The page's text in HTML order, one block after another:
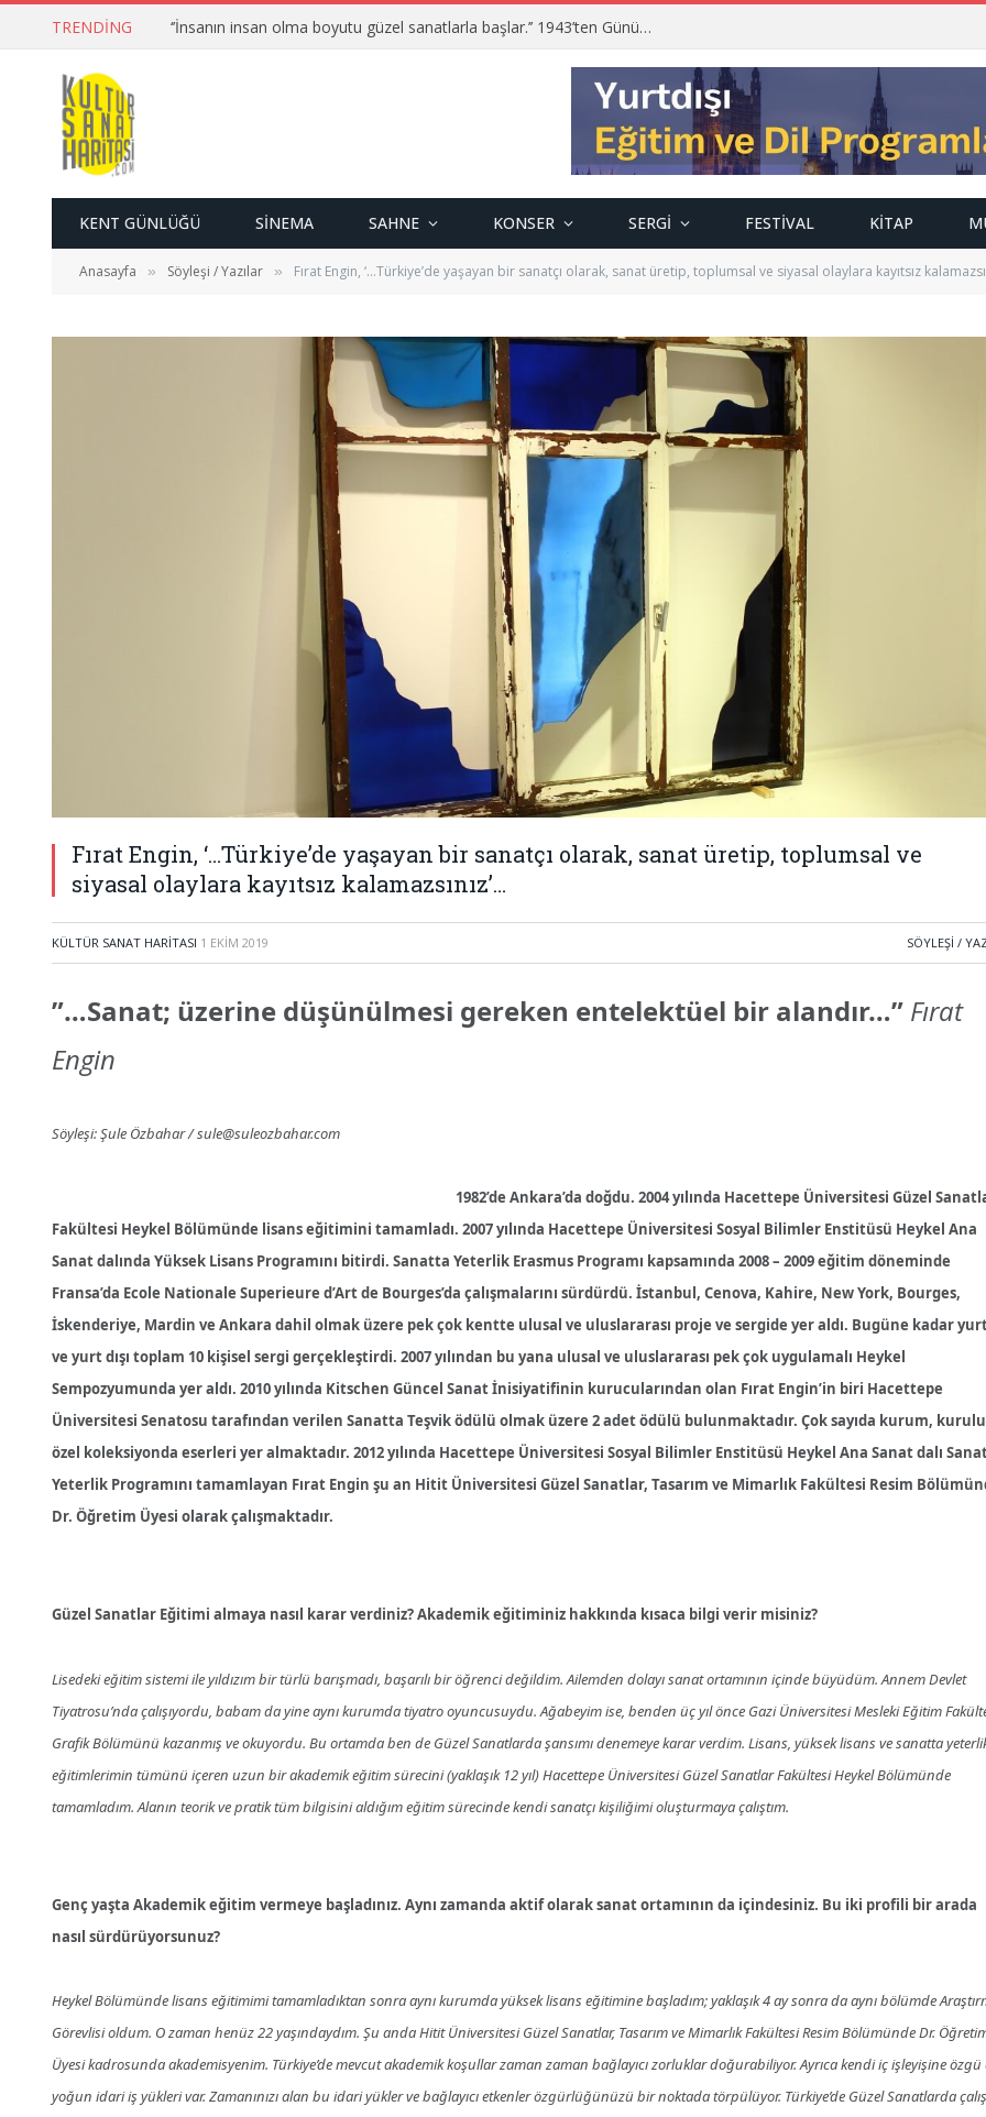
TRENDING ‘’İnsanın insan olma boyutu güzel sanatlarla başlar.’’ 1943’ten Günümüze; Mehmet Zeki Kuşoğlu…
KENT GÜNLÜĞÜ SINEMA SAHNE KONSER SERGI FESTIVAL KITAP
Anasayfa » Söyleşi / Yazılar » Fırat Engin, ‘…Türkiye’de yaşayan bir sanatçı olarak, sanat üretip, toplumsal ve siyasal olaylara kayıtsız
Fırat Engin, ‘…Türkiye’de yaşayan bir sanatçı olarak, sanat üretip, toplumsal ve
siyasal olaylara kayıtsız kalamazsınız’…
KÜLTÜR SANAT HARITASI 1 EKIM 2019 SÖYLEŞI /
”…Sanat; üzerine düşünülmesi gereken entelektüel bir alandır…” Fırat
Engin
Söyleşi: Şule Özbahar / sule@suleozbahar.com
1982’de Ankara’da doğdu. 2004 yılında Hacettepe Üniversitesi Güzel
Fakültesi Heykel Bölümünde lisans eğitimini tamamladı. 2007 yılında Hacettepe Üniversitesi Sosyal Bilimler Enstitüsü Heykel Ana
Sanat dalında Yüksek Lisans Programını bitirdi. Sanatta Yeterlik Erasmus Programı kapsamında 2008 – 2009 eğitim döneminde
Fransa’da Ecole Nationale Superieure d’Art de Bourges’da çalışmalarını sürdürdü. İstanbul, Cenova, Kahire, New York, Bourges,
İskenderiye, Mardin ve Ankara dahil olmak üzere pek çok kentte ulusal ve uluslararası proje ve sergide yer aldı. Bugüne kadar
ve yurt dışı toplam 10 kişisel sergi gerçekleştirdi. 2007 yılından bu yana ulusal ve uluslararası pek çok uygulamalı Heykel
Sempozyumunda yer aldı. 2010 yılında Kitschen Güncel Sanat İnisiyatifinin kurucularından olan Fırat Engin’in biri Hacettepe
Üniversitesi Senatosu tarafından verilen Sanatta Teşvik ödülü olmak üzere 2 adet ödülü bulunmaktadır. Çok sayıda kurum,
özel koleksiyonda eserleri yer almaktadır. 2012 yılında Hacettepe Üniversitesi Sosyal Bilimler Enstitüsü Heykel Ana Sanat dalı
Yeterlik Programını tamamlayan Fırat Engin şu an Hitit Üniversitesi Güzel Sanatlar, Tasarım ve Mimarlık Fakültesi Resim
Dr. Öğretim Üyesi olarak çalışmaktadır.
Güzel Sanatlar Eğitimi almaya nasıl karar verdiniz? Akademik eğitiminiz hakkında kısaca bilgi verir misiniz?
Lisedeki eğitim sistemi ile yıldızım bir türlü barışmadı, başarılı bir öğrenci değildim. Ailemden dolayı sanat ortamının içinde büyüdüm. Annem Devlet
Tiyatrosu’nda çalışıyordu, babam da yine aynı kurumda tiyatro oyuncusuydu. Ağabeyim ise, benden üç yıl önce Gazi Üniversitesi Mesleki Eğitim
Grafik Bölümünü kazanmış ve okuyordu. Bu ortamda ben de Güzel Sanatlarda şansımı denemeye karar verdim. Lisans, yüksek lisans ve sanatta
eğitimlerimin tümünü içeren uzun bir akademik eğitim sürecini (yaklaşık 12 yıl) Hacettepe Üniversitesi Güzel Sanatlar Fakültesi Heykel Bölümünde
tamamladım. Alanın teorik ve pratik tüm bilgisini aldığım eğitim sürecinde kendi sanatçı kişiliğimi oluşturmaya çalıştım.
Genç yaşta Akademik eğitim vermeye başladınız. Aynı zamanda aktif olarak sanat ortamının da içindesiniz. Bu iki profili bir arada
nasıl sürdürüyorsunuz?
Heykel Bölümünde lisans eğitimimi tamamladıktan sonra aynı kurumda yüksek lisans eğitimine başladım; yaklaşık 4 ay sonra da aynı bölümde
Görevlisi oldum. O zaman henüz 22 yaşındaydım. Şu anda Hitit Üniversitesi Güzel Sanatlar, Tasarım ve Mimarlık Fakültesi Resim Bölümünde Dr.
Üyesi kadrosunda akademisyenim. Türkiye’de mevcut akademik koşullar zaman zaman bağlayıcı zorluklar doğurabiliyor. Ayrıca kendi iç işleyişine özgü
yoğun idari iş yükleri var. Zamanınızı alan bu idari yükler ve bağlayıcı etkenler özgürlüğünüzü bir noktada törpülüyor. Türkiye’de Güzel Sanatlarda